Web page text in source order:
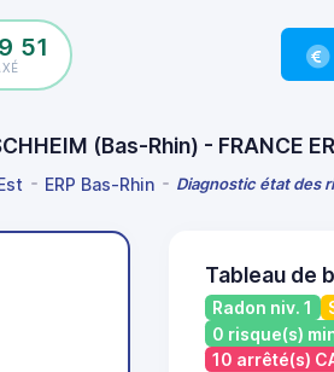
51
(Bas-Rhin) - FRANCE
ERP Bas-Rhin Diagnostic état des
Tableau de
Radon niv. 1
0 risque(s)
10 arrêté(s)